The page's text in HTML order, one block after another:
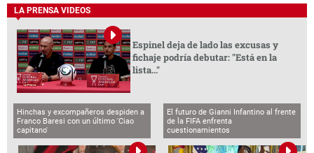
LA PRENSA VIDEOS
Espinel deja de lado las excusas y
fichaje podría debutar: "Está en la
lista..."
Hinchas y excompañeros despiden a
Franco Baresi con un último 'Ciao
capitano'
El futuro de Gianni Infantino al frente
de la FIFA enfrenta
cuestionamientos